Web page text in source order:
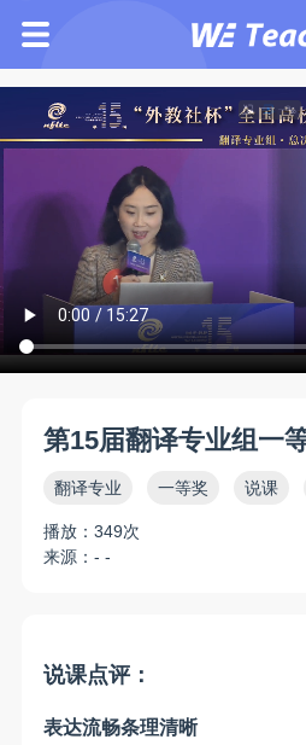
第15届翻译专业组一
翻译专业 一等奖 说课
播放：349次
来源：- -
说课点评：
表达流畅条理清晰